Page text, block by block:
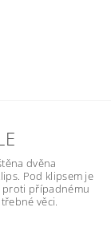
dvěna
Pod klipsem je
proti případnému
věci.